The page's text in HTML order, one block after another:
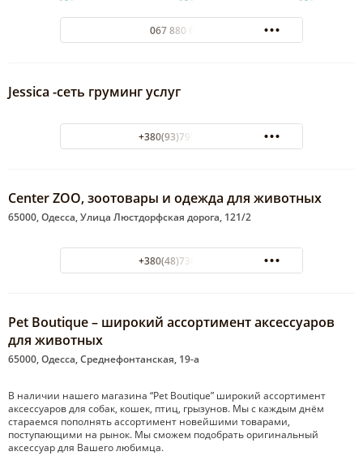
067 880 60 90
Jessica -сеть груминг услуг
+380(93)795-51-83
Center ZOO, зоотовары и одежда для животных
65000, Одесса, Улица Люстдорфская дорога, 121/2
+380(48)736-31-67
Pet Boutique – широкий ассортимент аксессуаров
для животных
65000, Одесса, Среднефонтанская, 19-а
В наличии нашего магазина “Pet Boutique” широкий ассортимент
аксессуаров для собак, кошек, птиц, грызунов. Мы с каждым днём
стараемся пополнять ассортимент новейшими товарами,
поступающими на рынок. Мы сможем подобрать оригинальный
аксессуар для Вашего любимца.